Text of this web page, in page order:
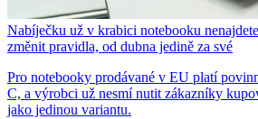
Nabíječku už v krabici notebooku
změnit pravidla, od dubna jedině za své
Pro notebooky prodávané v EU platí
C, a výrobci už nesmí nutit zákazníky
jako jedinou variantu.